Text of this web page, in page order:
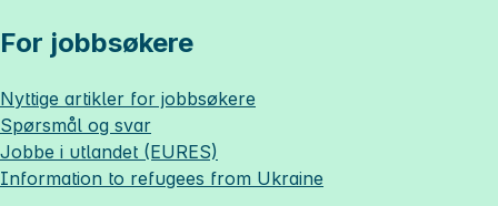
For jobbsøkere
Nyttige artikler for jobbsøkere
Spørsmål og svar
Jobbe i utlandet (EURES)
Information to refugees from Ukraine